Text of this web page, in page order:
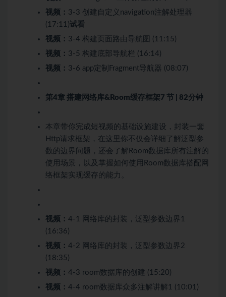
视频： 3-3 创建自定义navigation注解处理器
(17:11)试看
视频： 3-4 构建页面路由导航图 (11:15)
视频： 3-5 构建底部导航栏 (16:14)
视频： 3-6 app定制Fragment导航器 (08:07)
第4章 搭建网络库&Room缓存框架7 节 | 82分钟
本章带你完成短视频的基础设施建设，封装一套
Http请求框架，在这里你不仅会详细了解泛型参
数的边界问题，还会了解Room数据库所有注解的
使用场景，以及掌握如何使用Room数据库搭配网
络框架实现缓存的能力。
视频： 4-1 网络库的封装，泛型参数边界1
(16:36)
视频： 4-2 网络库的封装，泛型参数边界2
(18:35)
视频： 4-3 room数据库的创建 (15:20)
视频： 4-4 room数据库众多注解讲解1 (10:01)